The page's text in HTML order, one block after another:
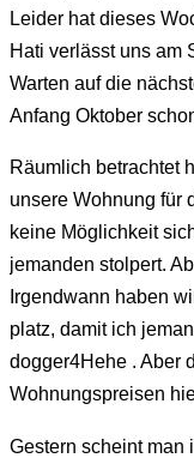
Leider hat dieses
Hati verlässt uns am
Warten auf die
Anfang Oktober
Räumlich betrachtet
unsere Wohnung für
keine Möglichkeit
jemanden stolpert.
Irgendwann haben
platz, damit ich
dogger4Hehe . Aber
Wohnungspreisen
Gestern scheint man